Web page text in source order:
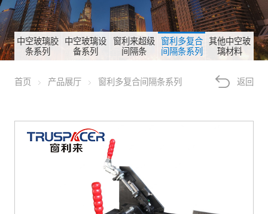
中空玻璃胶
条系列
中空玻璃设
备系列
窗利来超级
间隔条
窗利多复合
间隔条系列
其他中空玻
璃材料
首页 产品展厅 窗利多复合间隔条系列 返回